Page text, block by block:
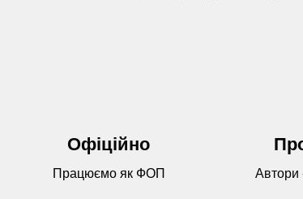
Офіційно
Працюємо як ФОП Автори